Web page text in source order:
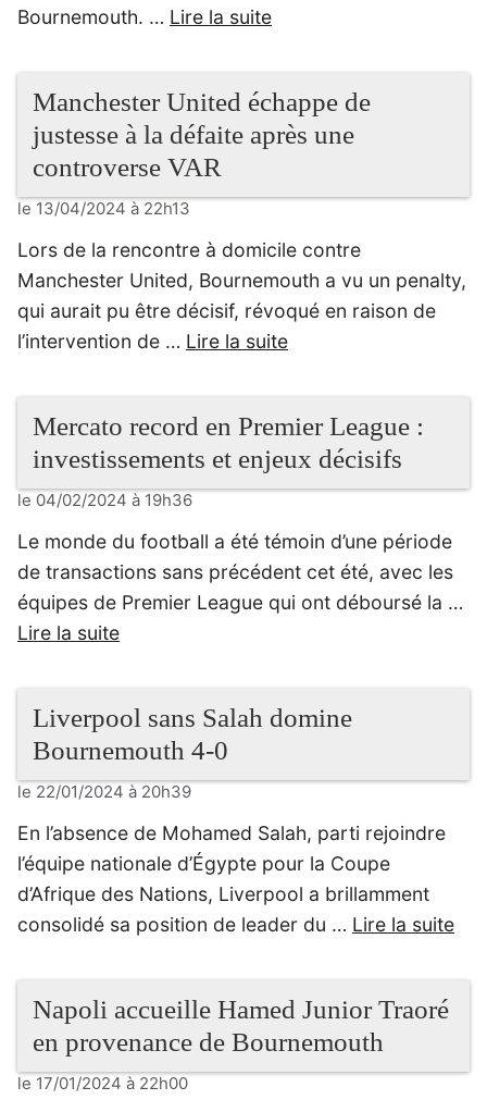
Bournemouth. … Lire la suite
Manchester United échappe de
justesse à la défaite après une
controverse VAR
le 13/04/2024 à 22h13
Lors de la rencontre à domicile contre
Manchester United, Bournemouth a vu un penalty,
qui aurait pu être décisif, révoqué en raison de
l’intervention de … Lire la suite
Mercato record en Premier League :
investissements et enjeux décisifs
le 04/02/2024 à 19h36
Le monde du football a été témoin d’une période
de transactions sans précédent cet été, avec les
équipes de Premier League qui ont déboursé la …
Lire la suite
Liverpool sans Salah domine
Bournemouth 4-0
le 22/01/2024 à 20h39
En l’absence de Mohamed Salah, parti rejoindre
l’équipe nationale d’Égypte pour la Coupe
d’Afrique des Nations, Liverpool a brillamment
consolidé sa position de leader du … Lire la suite
Napoli accueille Hamed Junior Traoré
en provenance de Bournemouth
le 17/01/2024 à 22h00